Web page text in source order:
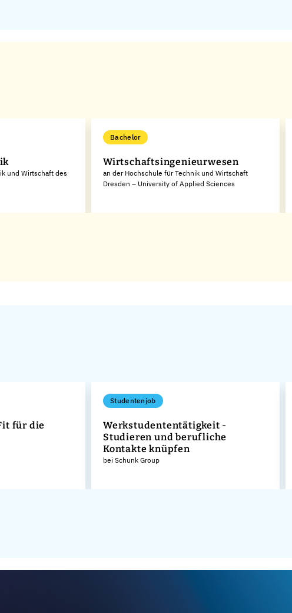
und Wirtschaft des
Bachelor
Wirtschaftsingenieurwesen
an der Hochschule für Technik und Wirtschaft
Dresden – University of Applied Sciences
für die
Studentenjob
Werkstudententätigkeit -
Studieren und berufliche
Kontakte knüpfen
bei Schunk Group